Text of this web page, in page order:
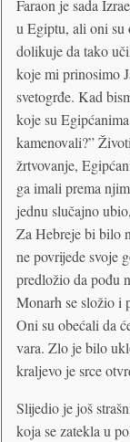
Faraon je sada
u Egiptu, ali oni
dolikuje da tako
koje mi prinosimo
svetogrđe. Kad
koje su
kamenovali?”
žrtvovanje,
ga imali prema
jednu slučajno
Za Hebreje bi bilo
ne povrijede svoje
predložio da pođu
Monarh se složio i
Oni su obećali da
vara. Zlo je bilo
kraljevo je srce
Slijedio je još
koja se zatekla u